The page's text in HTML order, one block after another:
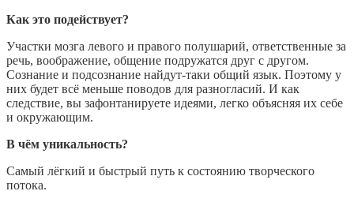
Как это подействует?
Участки мозга левого и правого полушарий, ответственные за
речь, воображение, общение подружатся друг с другом.
Сознание и подсознание найдут-таки общий язык. Поэтому у
них будет всё меньше поводов для разногласий. И как
следствие, вы зафонтанируете идеями, легко объясняя их себе
и окружающим.
В чём уникальность?
Самый лёгкий и быстрый путь к состоянию творческого
потока.